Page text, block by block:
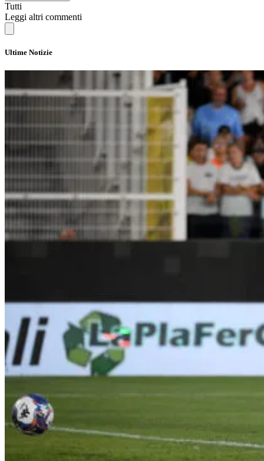
Tutti
Leggi altri commenti
Ultime Notizie